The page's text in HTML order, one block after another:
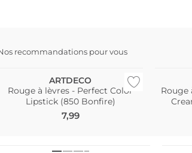
recommandations pour vous
ARTDECO
Rouge à lèvres - Perfect Color
Lipstick (850 Bonfire)
7,99
Rouge